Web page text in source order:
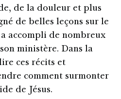
de la douleur et plus
de belles leçons sur le
a accompli de nombreux
ministère. Dans la
ces récits et
comment surmonter
de Jésus.